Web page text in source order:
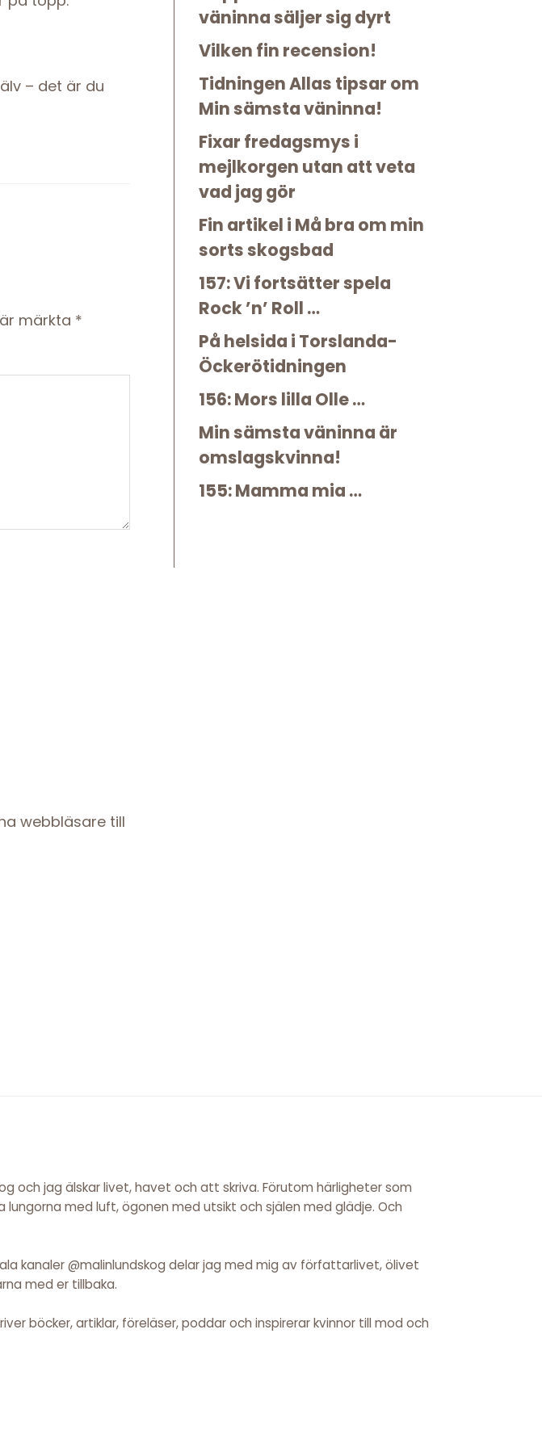
– det är du
märkta *
webbläsare till
väninna säljer sig dyrt
Vilken fin recension!
Tidningen Allas tipsar om
Min sämsta väninna!
Fixar fredagsmys i
mejlkorgen utan att veta
vad jag gör
Fin artikel i Må bra om min
sorts skogsbad
157: Vi fortsätter spela
Rock ’n’ Roll …
På helsida i Torslanda-
Öckerötidningen
156: Mors lilla Olle …
Min sämsta väninna är
omslagskvinna!
155: Mamma mia …
och jag älskar livet, havet och att skriva. Förutom härligheter som
lungorna med luft, ögonen med utsikt och själen med glädje. Och
kanaler @malinlundskog delar jag med mig av författarlivet, ölivet
med er tillbaka.
böcker, artiklar, föreläser, poddar och inspirerar kvinnor till mod och